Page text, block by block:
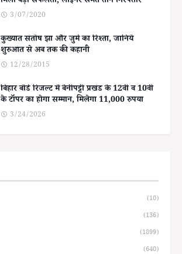
3/07/2020
कुख्यात संतोष झा और जुर्म का रिश्ता, जानिये
शुरुआत से अब तक की कहानी
12/28/2015
बिहार बोर्ड रिजल्ट में बेनीपट्टी प्रखंड के 12वीं व 10वीं
के टॉपर का होगा सम्मान, मिलेगा 11,000 रुपया
3/24/2026
(10)
(136)
(1899)
(640)